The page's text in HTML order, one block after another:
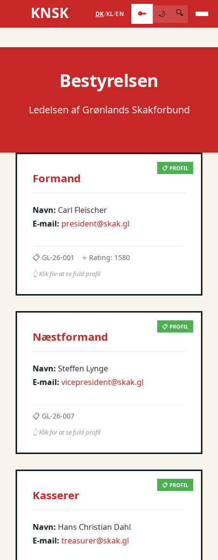
KNSK DK/KL/EN 🔑 🌙 🔍
Bestyrelsen
Ledelsen af Grønlands Skakforbund
📋 PROFIL
Formand
Navn: Carl Fleischer
E-mail: president@skak.gl
📋 GL-26-001 ⭐ Rating: 1580
👆 Klik for at se fuld profil
📋 PROFIL
Næstformand
Navn: Steffen Lynge
E-mail: vicepresident@skak.gl
📋 GL-26-007
👆 Klik for at se fuld profil
📋 PROFIL
Kasserer
Navn: Hans Christian Dahl
E-mail: treasurer@skak.gl